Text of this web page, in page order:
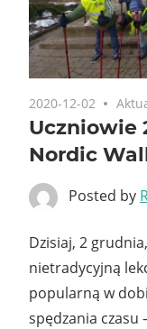
2020-12-02
Uczniowie
Nordic
Posted by
Dzisiaj, 2
nietradycyjną
popularną w
spędzania czasu